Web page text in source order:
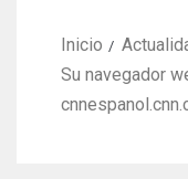
Inicio
Su navegador